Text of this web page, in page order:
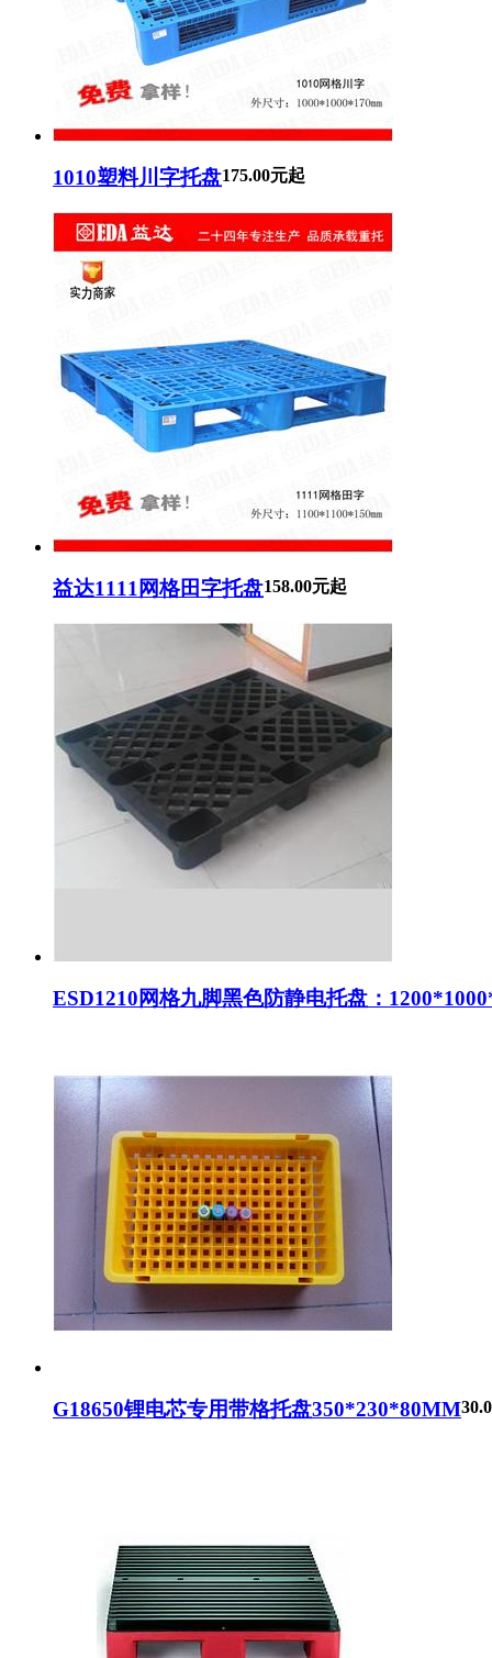
1010塑料川字托盘175.00元起
益达1111网格田字托盘158.00元起
ESD1210网格九脚黑色防静电托盘：
G18650锂电芯专用带格托盘350*230*80MM